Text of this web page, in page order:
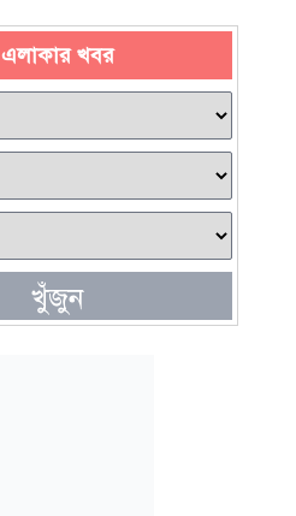
এলাকার খবর
খুঁজুন